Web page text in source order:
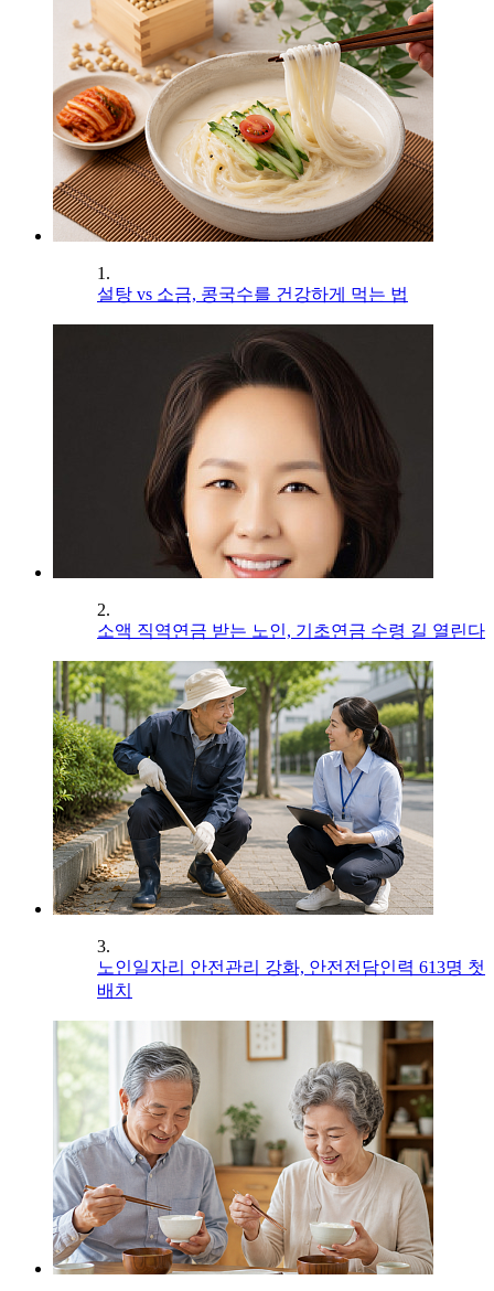
1.
설탕 vs 소금, 콩국수를 건강하게 먹는 법
2.
소액 직역연금 받는 노인, 기초연금 수령 길 열린다
3.
노인일자리 안전관리 강화, 안전전담인력 613명 첫
배치